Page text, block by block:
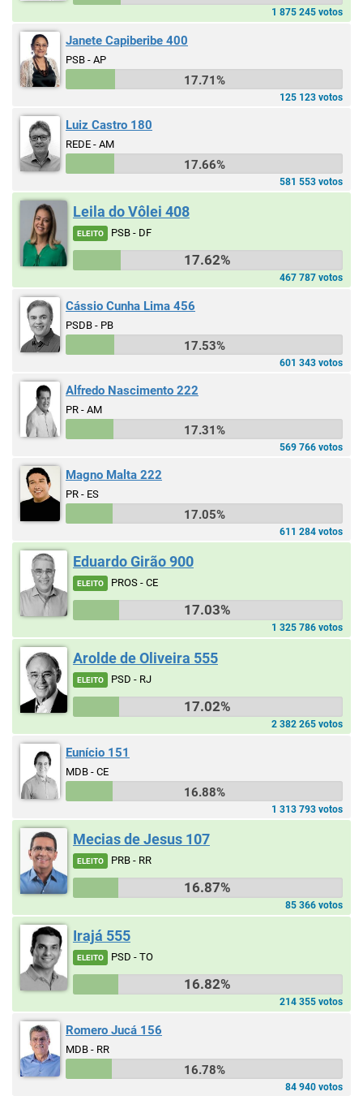
1 875 245 votos
Janete Capiberibe 400
PSB - AP
17.71%
125 123 votos
Luiz Castro 180
REDE - AM
17.66%
581 553 votos
Leila do Vôlei 408
ELEITO PSB - DF
17.62%
467 787 votos
Cássio Cunha Lima 456
PSDB - PB
17.53%
601 343 votos
Alfredo Nascimento 222
PR - AM
17.31%
569 766 votos
Magno Malta 222
PR - ES
17.05%
611 284 votos
Eduardo Girão 900
ELEITO PROS - CE
17.03%
1 325 786 votos
Arolde de Oliveira 555
ELEITO PSD - RJ
17.02%
2 382 265 votos
Eunício 151
MDB - CE
16.88%
1 313 793 votos
Mecias de Jesus 107
ELEITO PRB - RR
16.87%
85 366 votos
Irajá 555
ELEITO PSD - TO
16.82%
214 355 votos
Romero Jucá 156
MDB - RR
16.78%
84 940 votos